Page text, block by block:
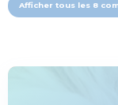
Afficher tous les 8